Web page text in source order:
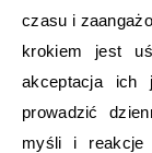
czasu i
krokiem jest
akceptacja ich
prowadzić
myśli i reakcje